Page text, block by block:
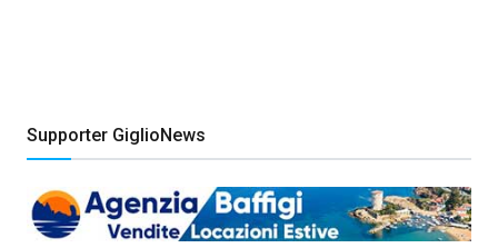
Supporter GiglioNews